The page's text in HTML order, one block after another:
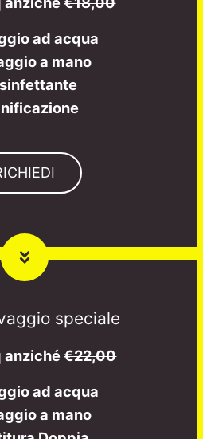
ad acqua
a mano
speciale
anziché€22,00
ad acqua
a mano